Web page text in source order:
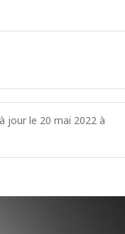
jour le 20 mai 2022 à